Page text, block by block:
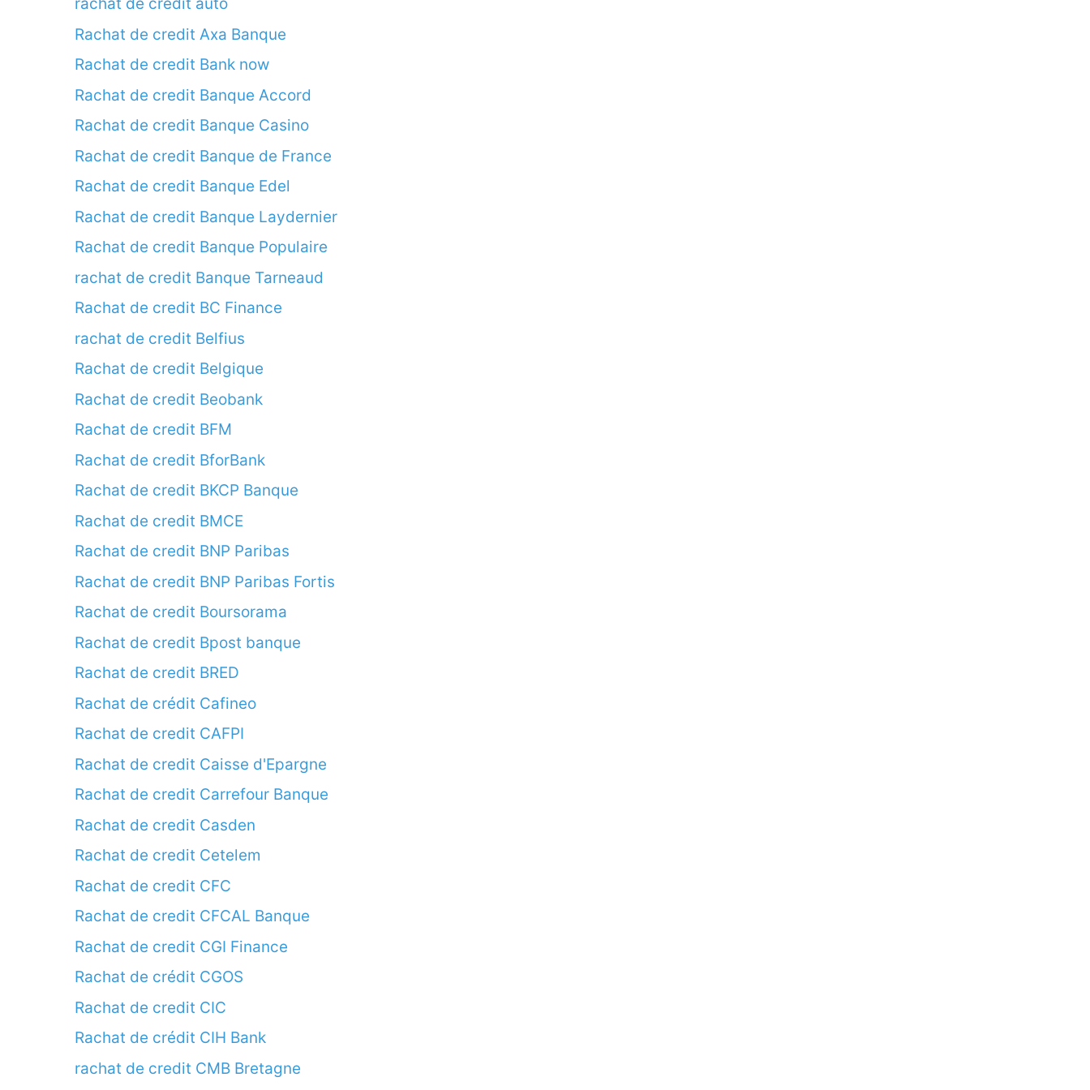
Rachat de credit Axa Banque
Rachat de credit Bank now
Rachat de credit Banque Accord
Rachat de credit Banque Casino
Rachat de credit Banque de France
Rachat de credit Banque Edel
Rachat de credit Banque Laydernier
Rachat de credit Banque Populaire
rachat de credit Banque Tarneaud
Rachat de credit BC Finance
rachat de credit Belfius
Rachat de credit Belgique
Rachat de credit Beobank
Rachat de credit BFM
Rachat de credit BforBank
Rachat de credit BKCP Banque
Rachat de credit BMCE
Rachat de credit BNP Paribas
Rachat de credit BNP Paribas Fortis
Rachat de credit Boursorama
Rachat de credit Bpost banque
Rachat de credit BRED
Rachat de crédit Cafineo
Rachat de credit CAFPI
Rachat de credit Caisse d'Epargne
Rachat de credit Carrefour Banque
Rachat de credit Casden
Rachat de credit Cetelem
Rachat de credit CFC
Rachat de credit CFCAL Banque
Rachat de credit CGI Finance
Rachat de crédit CGOS
Rachat de credit CIC
Rachat de crédit CIH Bank
rachat de credit CMB Bretagne